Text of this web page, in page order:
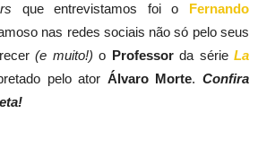
que entrevistamos foi o Fernando
nas redes sociais não só pelo seus
(e muito!) o Professorda série La
pelo ator Álvaro Morte. Confira